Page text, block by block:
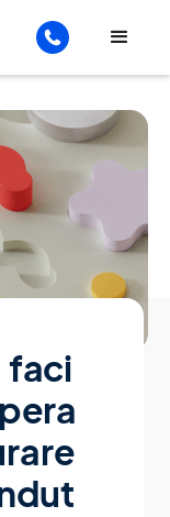
faci